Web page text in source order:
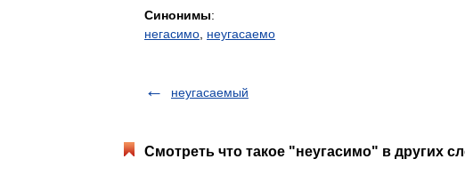
Синонимы:
негасимо неугасаемо
неугасаемый
Смотреть что такое "неугасимо" в других